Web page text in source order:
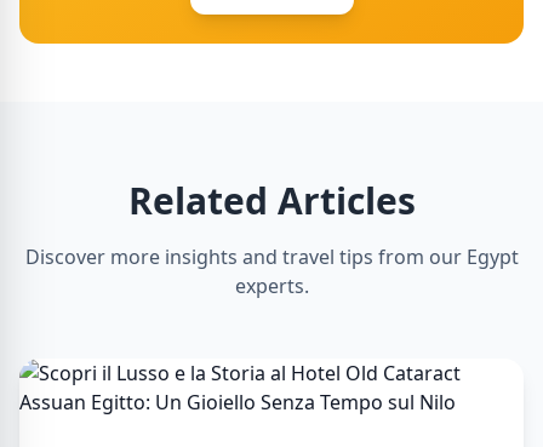
Related Articles
Discover more insights and travel tips from our Egypt
experts.